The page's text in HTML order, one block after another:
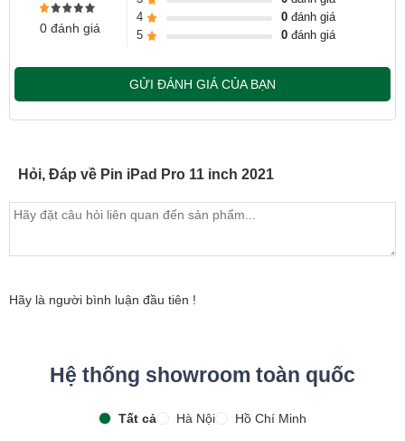
- HotlineCSKH dịch vụ sửa chữa: 0944-283-283
0 đánh giá
4
0đánh giá
5
0đánh giá
GỬI ĐÁNH GIÁ CỦA BẠN
Hỏi, Đáp về Pin iPad Pro 11 inch 2021
Hãy là người bình luận đầu tiên !
Hệ thống showroom toàn quốc
Tất cả Hà Nội Hồ Chí Minh